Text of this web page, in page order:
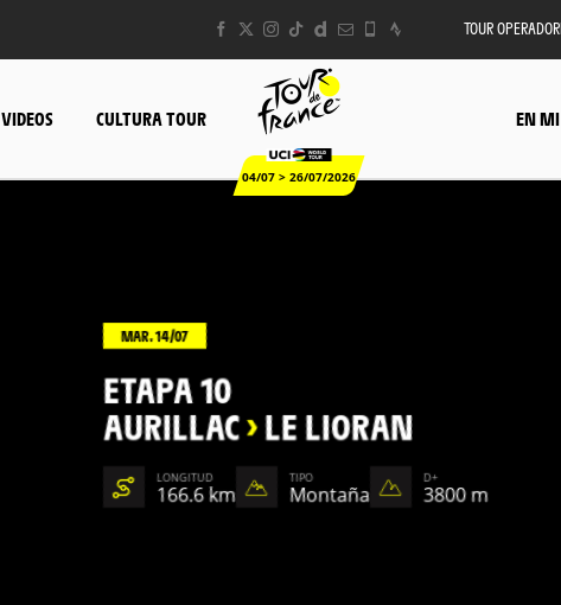
TOUR
VIDEOS CULTURA TOUR
04/07 > 26/07/2026
EN MI
MAR. 14/07
ETAPA 10
AURILLAC>LE LIORAN
LONGITUD
166.6 km
TIPO
Montaña
D+
3800 m